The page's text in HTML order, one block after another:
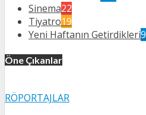
Sinema22
Tiyatro19
Yeni Haftanın Getirdikleri9
Öne Çıkanlar
RÖPORTAJLAR